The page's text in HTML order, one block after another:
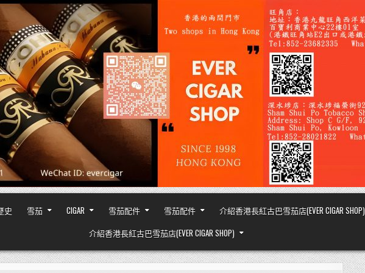
史 雪茄 CIGAR 雪茄配件 雪茄配件
介紹香港長紅古巴雪茄店(EVER CIGAR SHOP)
介紹香港長紅古巴雪茄店(EVER CIGAR SHOP)